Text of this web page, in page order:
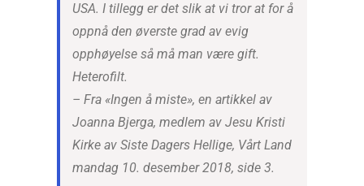
USA. I tillegg er det slik at vi tror at for å
oppnå den øverste grad av evig
opphøyelse så må man være gift.
Heterofilt.
– Fra «Ingen å miste», en artikkel av
Joanna Bjerga, medlem av Jesu Kristi
Kirke av Siste Dagers Hellige, Vårt Land
mandag 10. desember 2018, side 3.